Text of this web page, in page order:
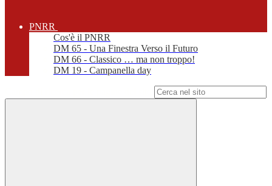
PNRR
Cos'è il PNRR
DM 65 - Una Finestra Verso il Futuro
DM 66 - Classico … ma non troppo!
DM 19 - Campanella day